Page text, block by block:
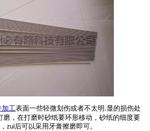
加工表面一些轻微划伤或者不太明 .显的损伤处
磨，在打磨时砂纸要环形移动，砂纸的细度要
zui后可以采用牙膏擦磨即可。